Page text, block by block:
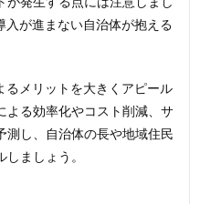
入が進まない自治体が抱える
るメリットを大きくアピール
よる効率化やコスト削減、サ
測し、自治体の長や地域住民
ましょう。